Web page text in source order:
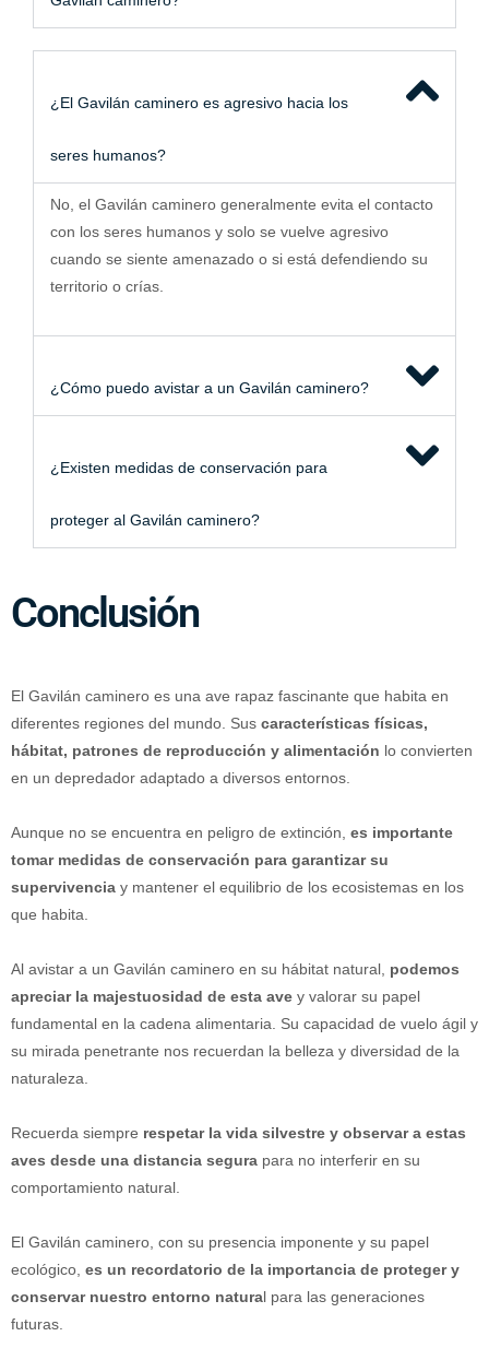
¿El Gavilán caminero es agresivo hacia los
seres humanos?
No, el Gavilán caminero generalmente evita el contacto
con los seres humanos y solo se vuelve agresivo
cuando se siente amenazado o si está defendiendo su
territorio o crías.
¿Cómo puedo avistar a un Gavilán caminero?
¿Existen medidas de conservación para
proteger al Gavilán caminero?
Conclusión
El Gavilán caminero es una ave rapaz fascinante que habita en
diferentes regiones del mundo. Sus características físicas,
hábitat, patrones de reproducción y alimentación lo convierten
en un depredador adaptado a diversos entornos.
Aunque no se encuentra en peligro de extinción, es importante
tomar medidas de conservación para garantizar su
supervivencia y mantener el equilibrio de los ecosistemas en los
que habita.
Al avistar a un Gavilán caminero en su hábitat natural, podemos
apreciar la majestuosidad de esta ave y valorar su papel
fundamental en la cadena alimentaria. Su capacidad de vuelo ágil y
su mirada penetrante nos recuerdan la belleza y diversidad de la
naturaleza.
Recuerda siempre respetar la vida silvestre y observar a estas
aves desde una distancia segura para no interferir en su
comportamiento natural.
El Gavilán caminero, con su presencia imponente y su papel
ecológico, es un recordatorio de la importancia de proteger y
conservar nuestro entorno natural para las generaciones
futuras.